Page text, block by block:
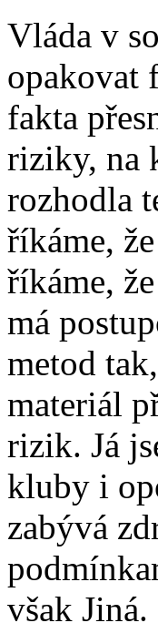
Vláda v
opakovat
fakta
riziky, na
rozhodla
říkáme,
říkáme,
má
metod
materiál
rizik. Já
kluby i
zabývá
však